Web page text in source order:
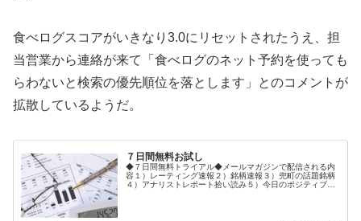
食べログスコアがいきなり3.0にリセットされたうえ、担
当営業から連絡が来て「食べログのネット予約を使っても
らわないと検索の優先順位を落とします」とのコメントが
拡散しているようだ。
７日間無料お試し
◆７日間無料トライアル◆メールマガジンで配信される内
容１）レーティング速報２）銘柄速報３）兜町の話題銘柄
４）アナリストレポート拾い読み５）今日のポジティブ＆